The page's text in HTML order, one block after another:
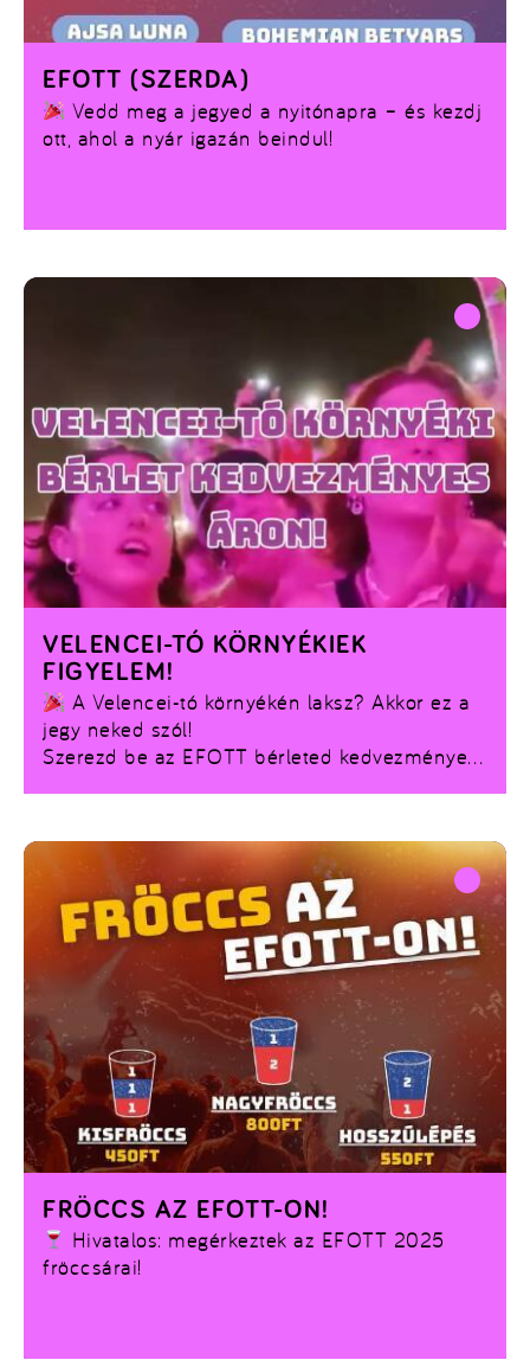
Vedd meg a jegyed a nyitónapra – és kezdj
ott, ahol a nyár igazán beindul!
EFOTT (SZERDA)
A Velencei-tó környékén laksz? Akkor ez a
jegy neked szól!
Szerezd be az EFOTT bérleted kedvezményes
VELENCEI-TÓ KÖRNYÉKIEK
FIGYELEM!
Hivatalos: megérkeztek az EFOTT 2025
fröccsárai!
FRÖCCS AZ EFOTT-ON!